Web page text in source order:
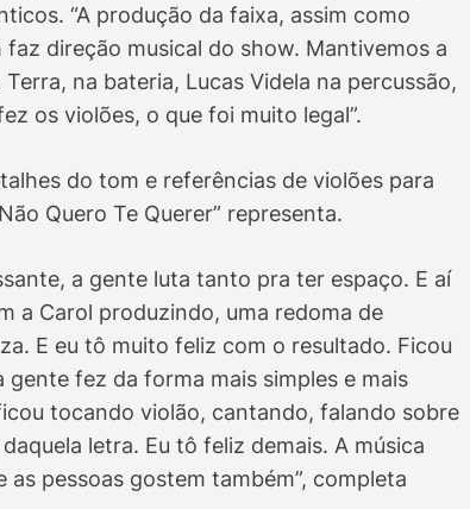
“A produção da faixa, assim como
direção musical do show. Mantivemos a
na bateria, Lucas Videla na percussão,
os violões, o que foi muito legal”.
do tom e referências de violões para
Quero Te Querer” representa.
a gente luta tanto pra ter espaço. E aí
a Carol produzindo, uma redoma de
E eu tô muito feliz com o resultado. Ficou
gente fez da forma mais simples e mais
tocando violão, cantando, falando sobre
letra. Eu tô feliz demais. A música
pessoas gostem também”, completa